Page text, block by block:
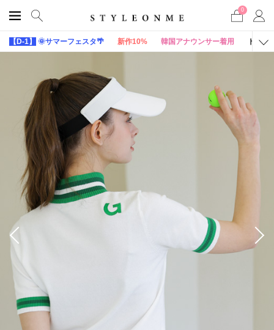
0
【D-1】 🌞サマーフェスタ🌴 新作10% 韓国アナウンサー着用 トップ